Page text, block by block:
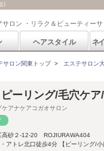
サロン ・リラク＆ビューティー
ヘアスタイル ネ
サロン関東トップ> エステサロン
ーリング/毛穴ケア
アナケアコガオサロン
高砂２-12-20 ROJIURAWA404
アトレ北口徒歩4分 【ピーリング/小